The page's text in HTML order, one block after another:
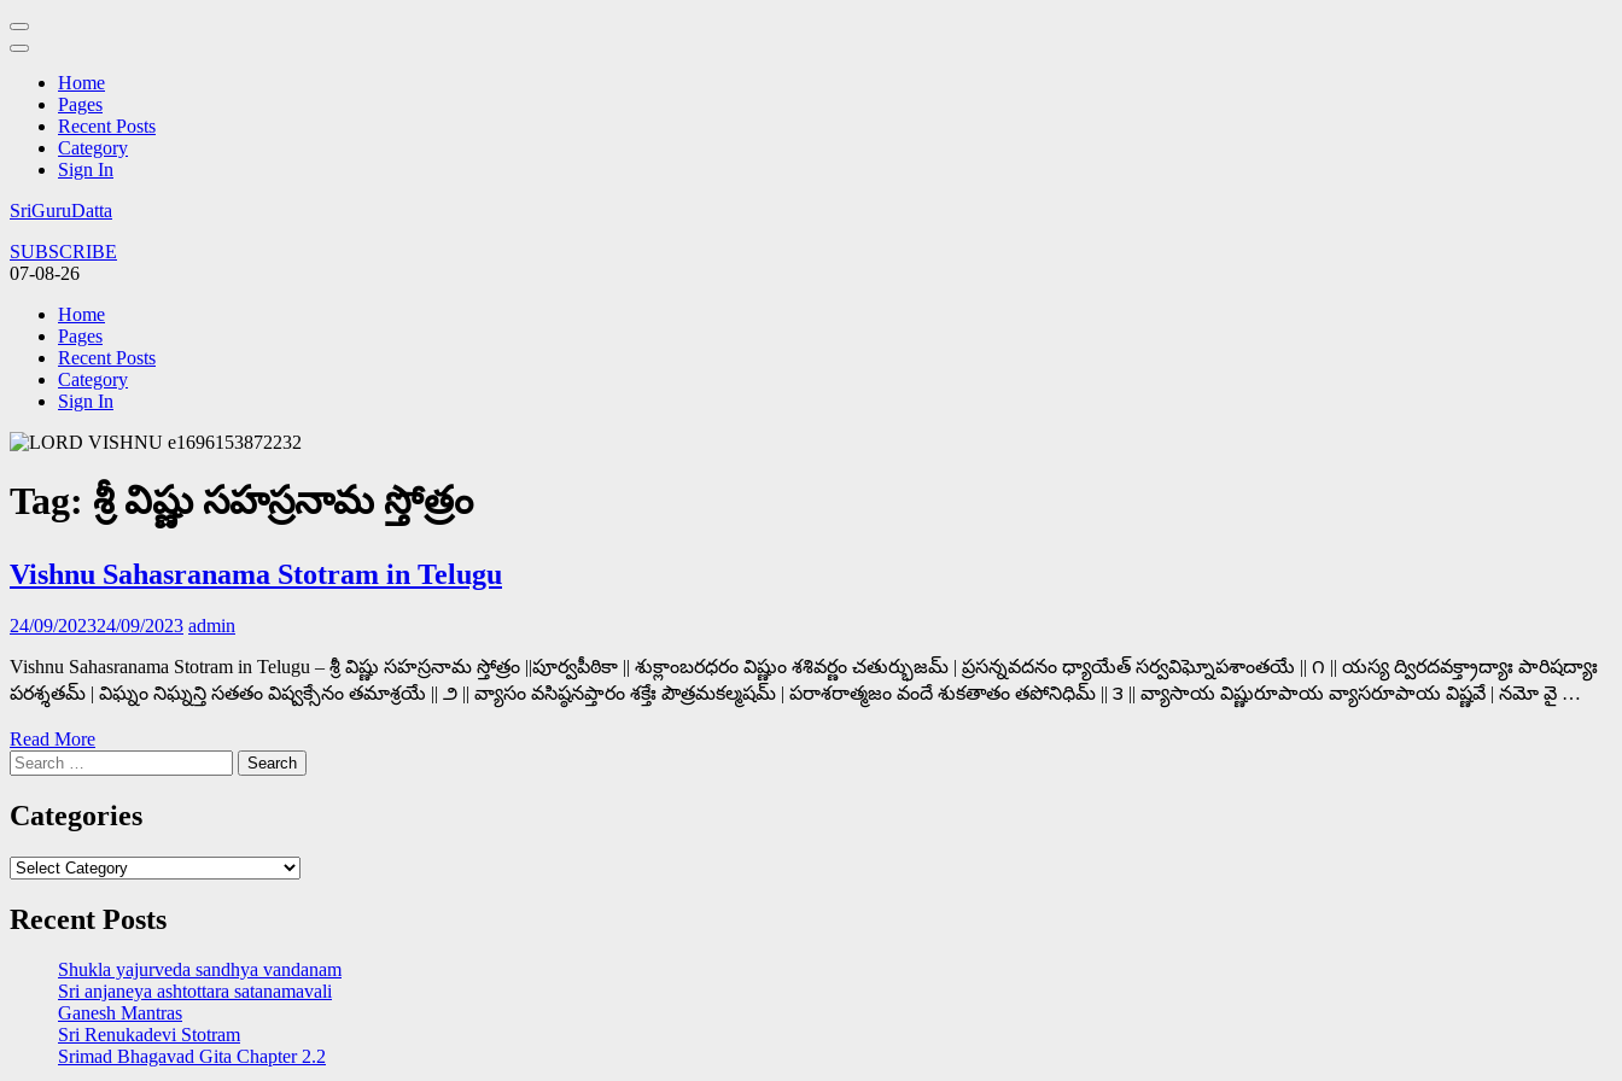
Home
Pages
Recent Posts
Category
Sign In
Skip
content
(Press
SriGuruDatta
SUBSCRIBE
07-08-26
Home
Pages
Recent Posts
Category
Sign In
Tag: శ్రీ విష్ణు సహస్రనామ స్తోత్రం
Vishnu Sahasranama Stotram in Telugu
24/09/202324/09/2023 admin
Vishnu Sahasranama Stotram in Telugu – శ్రీ విష్ణు సహస్రనామ స్తోత్రం ||పూర్వపీఠికా || శుక్లాంబరధరం విష్ణుం శశివర్ణం చతుర్భుజమ్ | ప్రసన్నవదనం ధ్యాయేత్ సర్వవిఘ్నోపశాంతయే || ౧ || యస్య ద్విరదవక్త్రాద్యాః పారిషద్యాః
పరశ్శతమ్ | విఘ్నం నిఘ్నన్తి సతతం విష్వక్సేనం తమాశ్రయే || ౨ || వ్యాసం వసిష్ఠనప్తారం శక్తేః పౌత్రమకల్మషమ్ | పరాశరాత్మజం వందే శుకతాతం తపోనిధిమ్ || ౩ || వ్యాసాయ విష్ణురూపాయ వ్యాసరూపాయ విష్ణవే | నమో వై …
Read More
Search
for:
Categories
Categories
Recent Posts
Shukla yajurveda sandhya vandanam
Sri anjaneya ashtottara satanamavali
Ganesh Mantras
Sri Renukadevi Stotram
Srimad Bhagavad Gita Chapter 2.2